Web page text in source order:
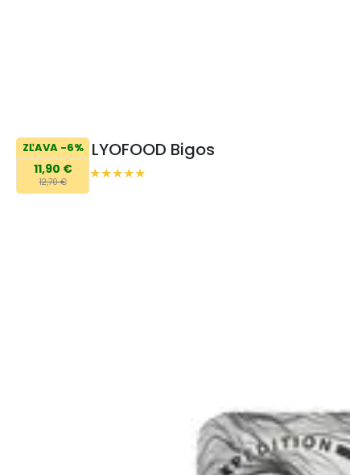
ZĽAVA -6%
11,90 €
12,70 €
LYOFOOD Bigos